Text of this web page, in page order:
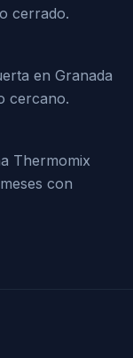
cerrado.
en Granada
cercano.
Thermomix
con